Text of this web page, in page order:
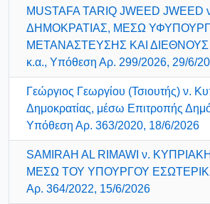
MUSTAFA TARIQ JWEED
ΔΗΜΟΚΡΑΤΙΑΣ, ΜΕΣΩ
ΜΕΤΑΝΑΣΤΕΥΣΗΣ ΚΑΙ
κ.α., Υπόθεση Αρ. 299/2026, 29/6/
Γεώργιος Γεωργίου (Τσιουτής) ν.
Δημοκρατίας, μέσω Επιτροπής
Υπόθεση Αρ. 363/2020, 18/6/2026
SAMIRAH AL RIMAWI ν.
ΜΕΣΩ ΤΟΥ ΥΠΟΥΡΓΟΥ
Αρ. 364/2022, 15/6/2026